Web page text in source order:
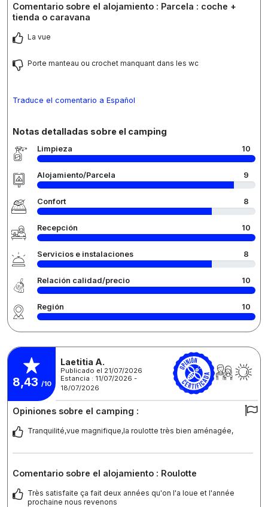
Comentario sobre el alojamiento : Parcela : coche +
tienda o caravana
La vue
Porte manteau ou crochet manquant dans les wc
Traduce el comentario a Español
Notas detalladas sobre el camping
Limpieza 10
Alojamiento/Parcela 9
Confort 8
Recepción 10
Servicios e instalaciones 8
Relación calidad/precio 10
Región 10
8,43 /10
Laetitia A.
Publicado el 21/07/2026
Estancia : 11/07/2026 -
18/07/2026
Opiniones sobre el camping :
Tranquilité,vue magnifique,la roulotte très bien aménagée,
Comentario sobre el alojamiento : Roulotte
Très satisfaite ça fait deux années qu'on l'a loue et l'année
prochaine nous revenons